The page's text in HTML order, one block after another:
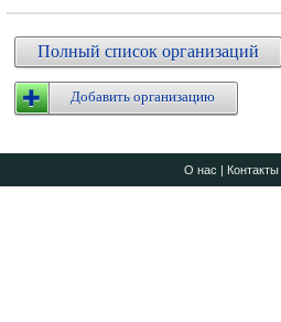
Полный список организаций
Добавить организацию
О нас | Контакты